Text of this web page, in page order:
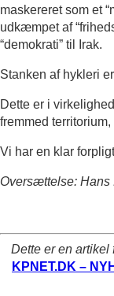
maskereret som et
udkæmpet af
“demokrati” til Irak.
Stanken af hykleri
Dette er i
fremmed
Vi har en klar
Oversættelse: Hans
Dette er en artikel
KPNET.DK –